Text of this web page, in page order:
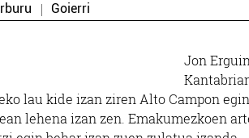
Goierri
Jon
lau kide izan ziren Alto Campon
lehena izan zen. Emakumezkoen